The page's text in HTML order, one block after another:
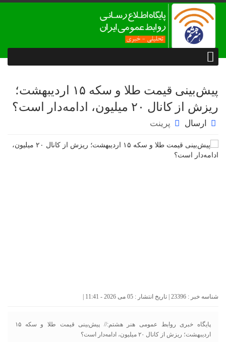
پیش‌بینی قیمت طلا و سکه ۱۵ اردیبهشت؛
ریزش از کانال ۲۰ میلیون، ادامه‌دار است؟
ارسال پرینت
شناسه خبر : 23396 | تاریخ انتشار : 05 می 2026 - 11:41 |
پایگاه خبری روابط عمومی هنر هشتم:// پیش‌بینی قیمت طلا و سکه ۱۵
اردیبهشت؛ ریزش از کانال ۲۰ میلیون، ادامه‌دار است؟